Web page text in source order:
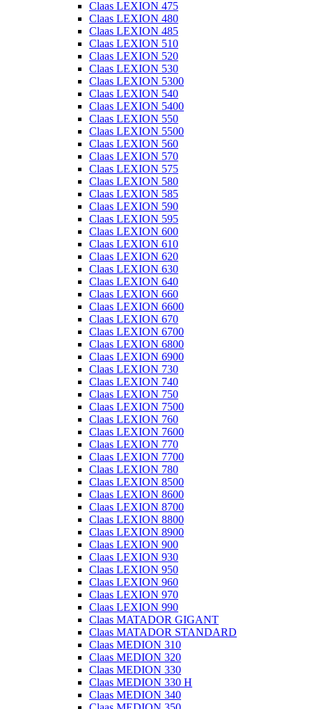
Claas LEXION 475
Claas LEXION 480
Claas LEXION 485
Claas LEXION 510
Claas LEXION 520
Claas LEXION 530
Claas LEXION 5300
Claas LEXION 540
Claas LEXION 5400
Claas LEXION 550
Claas LEXION 5500
Claas LEXION 560
Claas LEXION 570
Claas LEXION 575
Claas LEXION 580
Claas LEXION 585
Claas LEXION 590
Claas LEXION 595
Claas LEXION 600
Claas LEXION 610
Claas LEXION 620
Claas LEXION 630
Claas LEXION 640
Claas LEXION 660
Claas LEXION 6600
Claas LEXION 670
Claas LEXION 6700
Claas LEXION 6800
Claas LEXION 6900
Claas LEXION 730
Claas LEXION 740
Claas LEXION 750
Claas LEXION 7500
Claas LEXION 760
Claas LEXION 7600
Claas LEXION 770
Claas LEXION 7700
Claas LEXION 780
Claas LEXION 8500
Claas LEXION 8600
Claas LEXION 8700
Claas LEXION 8800
Claas LEXION 8900
Claas LEXION 900
Claas LEXION 930
Claas LEXION 950
Claas LEXION 960
Claas LEXION 970
Claas LEXION 990
Claas MATADOR GIGANT
Claas MATADOR STANDARD
Claas MEDION 310
Claas MEDION 320
Claas MEDION 330
Claas MEDION 330 H
Claas MEDION 340